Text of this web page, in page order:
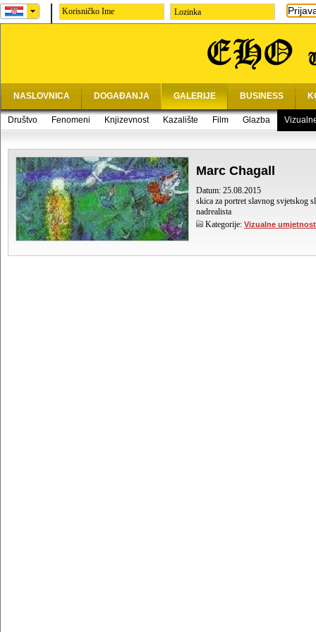
Lozinka
NASLOVNICA DOGAĐANJA GALERIJE BUSINESS
Društvo Fenomeni Knjizevnost Kazalište Film Glazba
Marc Chagall
Datum: 25.08.2015
skica za portret slavnog svjetskog
nadrealista
Kategorije: Vizualne